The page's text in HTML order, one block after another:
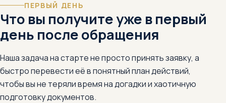
ПЕРВЫЙ ДЕНЬ
Что вы получите уже в первый
день после обращения
Наша задача на старте не просто принять заявку, а
быстро перевести её в понятный план действий,
чтобы вы не теряли время на догадки и хаотичную
подготовку документов.